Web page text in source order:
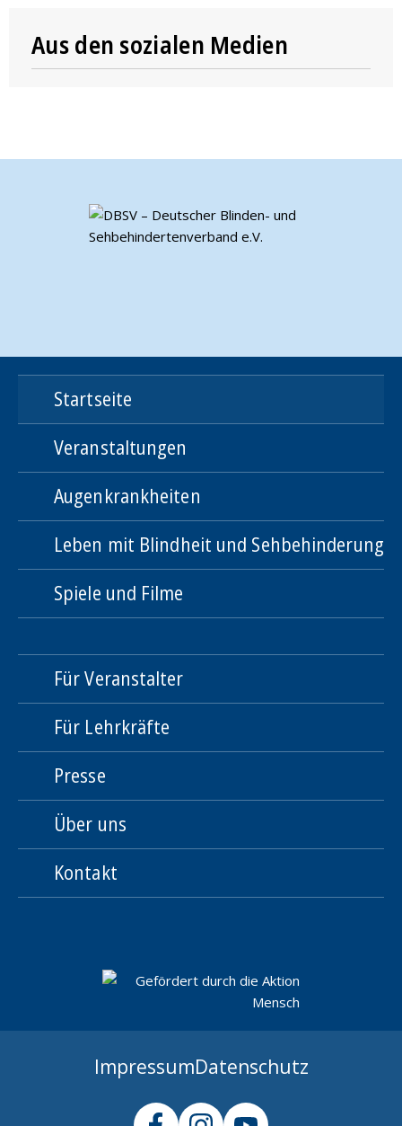
Aus den sozialen Medien
Startseite
Veranstaltungen
Augenkrankheiten
Leben mit Blindheit und Sehbehinderung
Spiele und Filme
Für Veranstalter
Für Lehrkräfte
Presse
Über uns
Kontakt
ImpressumDatenschutz